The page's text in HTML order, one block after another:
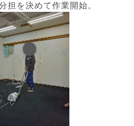
担を決めて作業開始。